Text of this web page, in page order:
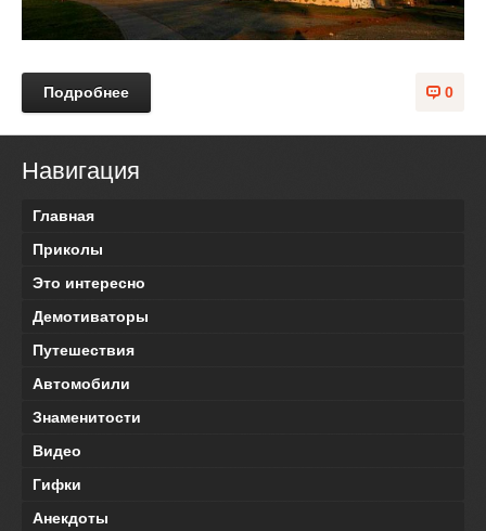
0
Подробнее
Навигация
Главная
Приколы
Это интересно
Демотиваторы
Путешествия
Автомобили
Знаменитости
Видео
Гифки
Анекдоты